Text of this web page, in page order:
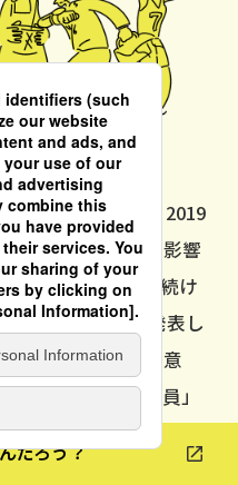
だろう？
改革実行計画」、2019
、コロナ禍などの影響
方は絶えず変化を続け
のGallup社
が発表し
ント（仕事への熱意
「熱意あふれる社員」
変わらず、上昇傾向が
ていることが分かって